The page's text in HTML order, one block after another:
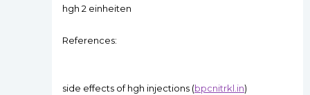
hgh 2 einheiten
References:
side effects of hgh injections (bpcnitrkl.in)